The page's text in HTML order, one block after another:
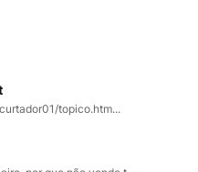
topico.htm...